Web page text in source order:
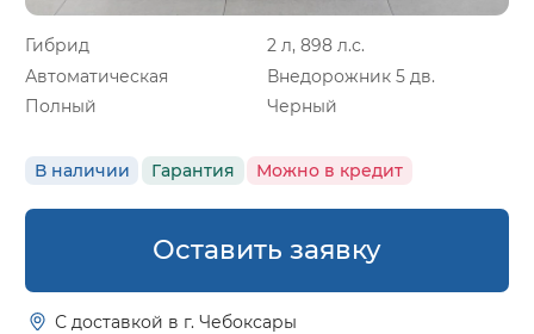
Гибрид
2 л, 898 л.с.
Автоматическая
Внедорожник 5 дв.
Полный
Черный
В наличии Гарантия Можно в кредит
Оставить заявку
С доставкой в г. Чебоксары